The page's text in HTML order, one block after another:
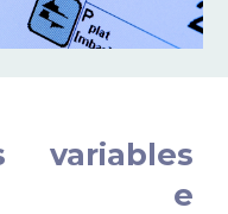
variables
e